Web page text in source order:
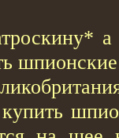
а